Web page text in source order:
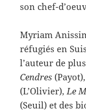
son chef-
Myriam
réfugiés en
l’auteur de
Cendres
(L’Olivier),Le
(Seuil) et des